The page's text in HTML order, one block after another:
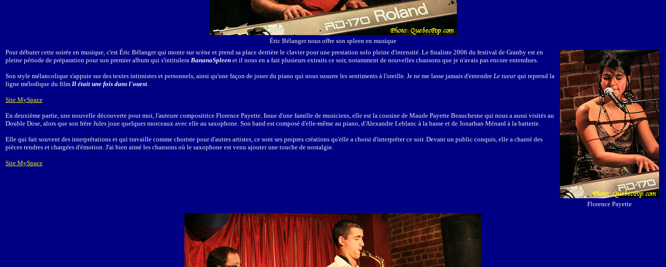
Éric Bélanger nous offre son spleen en musique
Florence Payette
Pour débuter cette soirée en musique, c'est Éric Bélanger qui monte sur scène et prend sa place derrière le clavier pour une prestation solo pleine d'intensité. Le finaliste 2006 du festival de Granby est en
pleine période de préparation pour son premier album qui s'intitulera BananaSpleen et il nous en a fait plusieurs extraits ce soir, notamment de nouvelles chansons que je n'avais pas encore entendues.
Son style mélancolique s'appuie sur des textes intimistes et personnels, ainsi qu'une façon de jouer du piano qui nous susurre les sentiments à l'oreille. Je ne me lasse jamais d'entendre Le tueur qui reprend la
ligne mélodique du film Il était une fois dans l'ouest.
Site MySpace
En deuxième partie, une nouvelle découverte pour moi, l'auteure compositrice Florence Payette. Issue d'une famille de musiciens, elle est la cousine de Maude Payette Beauchesne qui nous a aussi visités au
Double Dose, alors que son frère Jules joue quelques morceaux avec elle au saxophone. Son band est composé d'elle-même au piano, d'Alexandre Leblanc à la basse et de Jonathan Ménard à la batterie.
Elle qui fait souvent des interprétations et qui travaille comme choriste pour d'autres artistes, ce sont ses propres créations qu'elle a choisi d'interpréter ce soir. Devant un public conquis, elle a chanté des
pièces tendres et chargées d'émotion. J'ai bien aimé les chansons où le saxophone est venu ajouter une touche de nostalgie.
Site MySpace